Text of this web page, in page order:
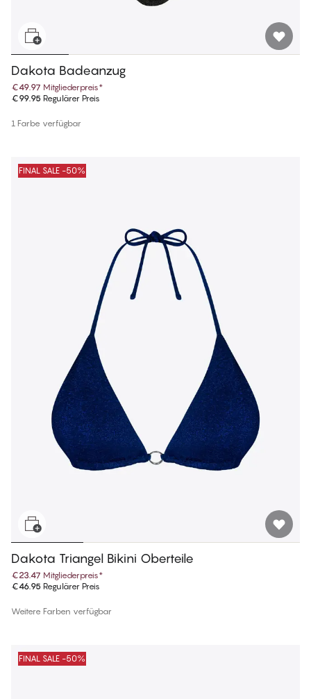
Dakota Badeanzug
€49.97 Mitgliederpreis*
€99.95 Regulärer Preis
1 Farbe verfügbar
FINAL SALE -50%
Dakota Triangel Bikini Oberteile
€23.47 Mitgliederpreis*
€46.95 Regulärer Preis
Weitere Farben verfügbar
FINAL SALE -50%